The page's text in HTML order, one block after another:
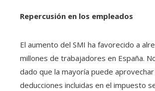
Repercusión en los empleados
El aumento del SMI ha favorecido a
millones de trabajadores en España.
dado que la mayoría puede aprovechar
deducciones incluidas en el impuesto